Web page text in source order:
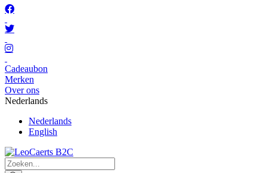
Cadeaubon
Merken
Over ons
Nederlands
Nederlands
English